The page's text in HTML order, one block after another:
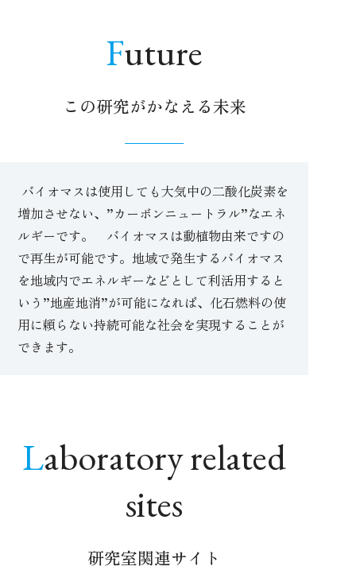
Future
この研究がかなえる未来
バイオマスは使用しても大気中の二酸化炭素を
増加させない、”カーボンニュートラル”なエネ
ルギーです。 バイオマスは動植物由来ですの
で再生が可能です。地域で発生するバイオマス
を地域内でエネルギーなどとして利活用すると
いう”地産地消”が可能になれば、化石燃料の使
用に頼らない持続可能な社会を実現することが
できます。
Laboratory related
sites
研究室関連サイト